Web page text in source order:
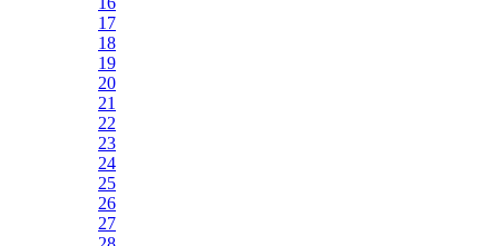
17
18
19
20
21
22
23
24
25
26
27